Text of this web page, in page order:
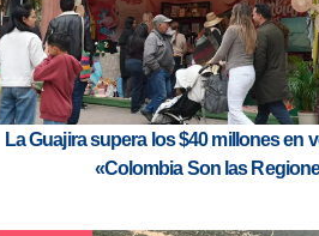
La Guajira supera los $40 millones en
«Colombia Son las